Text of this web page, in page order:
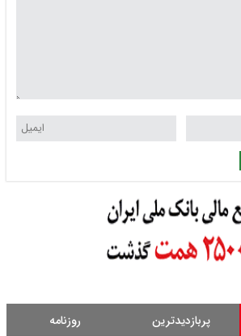
پربازدیدترین روزنامه